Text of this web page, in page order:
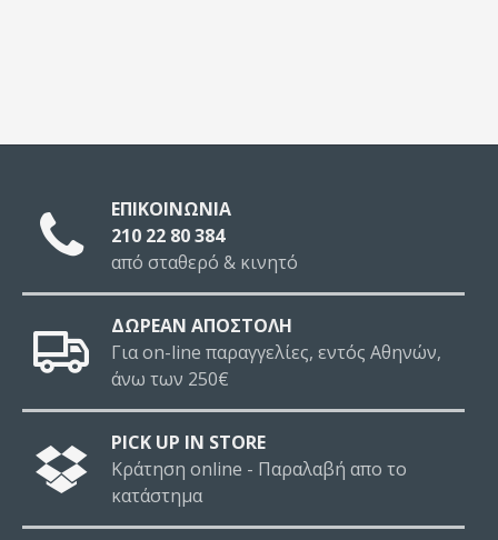
ΕΠΙΚΟΙΝΩΝΙΑ
210 22 80 384
από σταθερό & κινητό
ΔΩΡΕΑΝ ΑΠΟΣΤΟΛΗ
Για on-line παραγγελίες, εντός Αθηνών,
άνω των 250€
PICK UP IN STORE
Κράτηση online - Παραλαβή απο το
κατάστημα